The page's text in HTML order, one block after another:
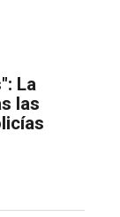
La
las